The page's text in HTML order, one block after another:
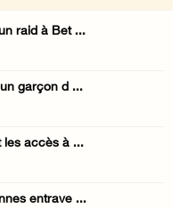
raid à Bet ...
garçon d ...
les accès à ...
entrave ...